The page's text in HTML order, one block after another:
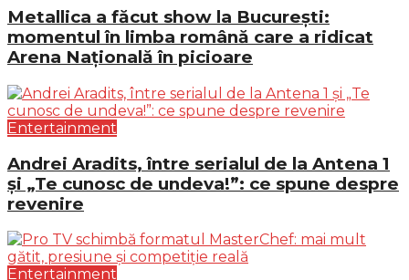
Metallica a făcut show la București:
momentul în limba română care a ridicat
Arena Națională în picioare
Entertainment
Andrei Aradits, între serialul de la Antena 1
și „Te cunosc de undeva!”: ce spune despre
revenire
Entertainment